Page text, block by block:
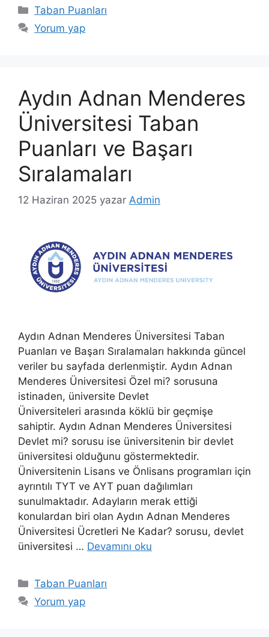
Kategoriler
Taban Puanları
Yorum yap
Aydın Adnan Menderes
Üniversitesi Taban
Puanları ve Başarı
Sıralamaları
12 Haziran 2025 yazar Admin
Aydın Adnan Menderes Üniversitesi Taban
Puanları ve Başarı Sıralamaları hakkında güncel
veriler bu sayfada derlenmiştir. Aydın Adnan
Menderes Üniversitesi Özel mi? sorusuna
istinaden, üniversite Devlet
Üniversiteleri arasında köklü bir geçmişe
sahiptir. Aydın Adnan Menderes Üniversitesi
Devlet mi? sorusu ise üniversitenin bir devlet
üniversitesi olduğunu göstermektedir.
Üniversitenin Lisans ve Önlisans programları için
ayrıntılı TYT ve AYT puan dağılımları
sunulmaktadır. Adayların merak ettiği
konulardan biri olan Aydın Adnan Menderes
Üniversitesi Ücretleri Ne Kadar? sorusu, devlet
üniversitesi … Devamını oku
Kategoriler
Taban Puanları
Yorum yap